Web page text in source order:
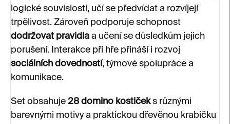
logické souvislosti, učí se předvídat a rozvíjejí
trpělivost. Zároveň podporuje schopnost
dodržovat pravidla a učení se důsledkům jejich
porušení. Interakce při hře přináší i rozvoj
sociálních dovedností, týmové spolupráce a
komunikace.
Set obsahuje 28 domino kostičeks různými
barevnými motivy a praktickou dřevěnou krabičku